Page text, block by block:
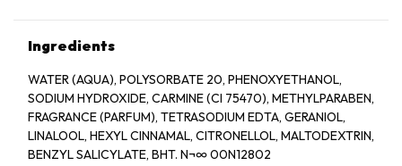
Ingredients
WATER (AQUA), POLYSORBATE 20, PHENOXYETHANOL,
SODIUM HYDROXIDE, CARMINE (CI 75470), METHYLPARABEN,
FRAGRANCE (PARFUM), TETRASODIUM EDTA, GERANIOL,
LINALOOL, HEXYL CINNAMAL, CITRONELLOL, MALTODEXTRIN,
BENZYL SALICYLATE, BHT. N¬∞ 00N12802